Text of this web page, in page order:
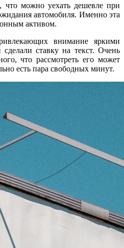
что можно уехать дешевле при
автомобиля. Именно эта
активом.
внимание яркими
ставку на текст. Очень
что рассмотреть его может
есть пара свободных минут.